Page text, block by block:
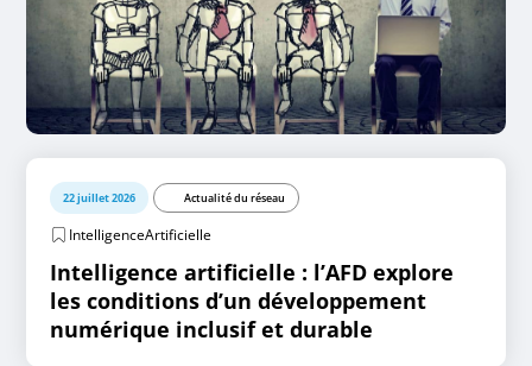
22 juillet 2026 Actualité du réseau
IntelligenceArtificielle
Intelligence artificielle : l’AFD explore
les conditions d’un développement
numérique inclusif et durable